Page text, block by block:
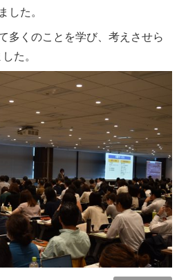
した。
多くのことを学び、考えさせら
た。